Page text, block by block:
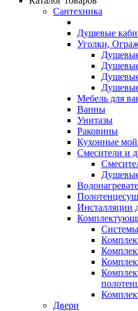
Сантехника
Душевые
Уголки,
Мебель для
Ванны
Унитазы
Раковины
Кухонные
Смесители и
Инсталляции
Двери